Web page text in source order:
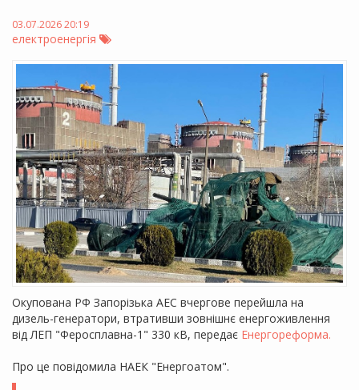
03.07.2026 20:19
електроенергія
Окупована РФ Запорізька АЕС вчергове перейшла на
дизель-генератори, втративши зовнішнє енергоживлення
від ЛЕП "Феросплавна-1" 330 кВ, передає Енергореформа.
Про це повідомила НАЕК "Енергоатом".